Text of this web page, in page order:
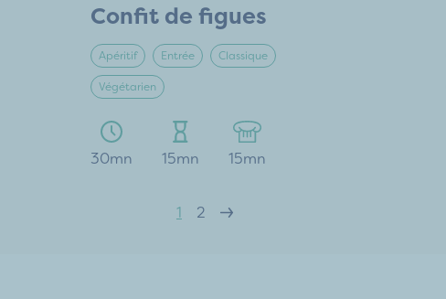
Confit de figues
Apéritif Entrée Classique
Végétarien
30mn 15mn 15mn
1 2